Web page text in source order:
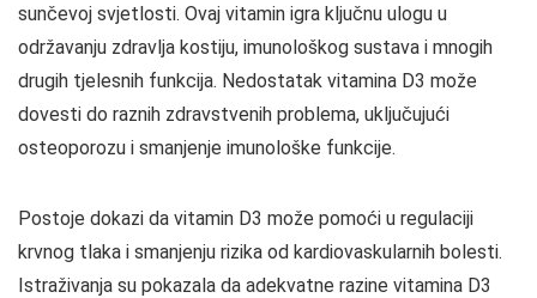
sunčevoj svjetlosti. Ovaj vitamin igra ključnu ulogu u
održavanju zdravlja kostiju, imunološkog sustava i mnogih
drugih tjelesnih funkcija. Nedostatak vitamina D3 može
dovesti do raznih zdravstvenih problema, uključujući
osteoporozu i smanjenje imunološke funkcije.
Postoje dokazi da vitamin D3 može pomoći u regulaciji
krvnog tlaka i smanjenju rizika od kardiovaskularnih bolesti.
Istraživanja su pokazala da adekvatne razine vitamina D3